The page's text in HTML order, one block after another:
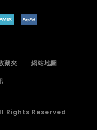
藏夾 網站地圖
Rights Reserved